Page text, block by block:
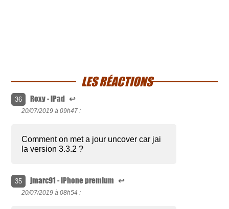
LES RÉACTIONS
36 Roxy - iPad ↩
20/07/2019 à 09h47 :
Comment on met a jour uncover car jai
la version 3.3.2 ?
35 jmarc91 - iPhone premium ↩
20/07/2019 à 08h54 :